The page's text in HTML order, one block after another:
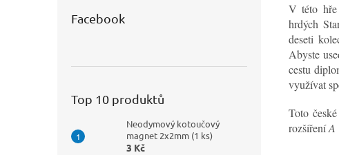
Facebook
Top 10 produktů
Neodymový kotoučový
magnet 2x2mm (1 ks)
3 Kč
V této hře
hrdých
deseti
Abyste
cestu
využívat
Toto
rozšířeníA